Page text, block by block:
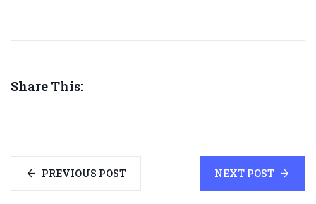
Share This:
PREVIOUS POST NEXT POST